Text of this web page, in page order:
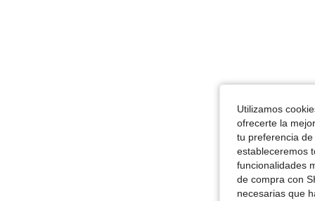
Utilizamos
ofrecerte la
tu preferencia
estableceremos
funcionalidades
de compra con
necesarias que